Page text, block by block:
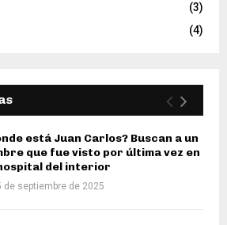
(3)
(4)
está Juan Carlos? Buscan a un
que fue visto por última vez en
del interior
de septiembre de 2025